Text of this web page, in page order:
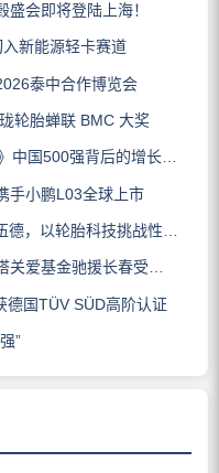
会即将登陆上海！
新能源轻卡赛道
泰中合作博览会
轮胎蝉联 BMC 大奖
国500强背后的增长逻辑
手小鹏L03全球上市
以轮胎科技挑战性能边界
基金驰援长春受灾门店
德国TÜV SÜD高阶认证
”